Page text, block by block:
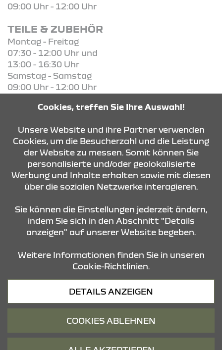
09:00 Uhr - 12:00 Uhr
TEILE & ZUBEHÖR
Montag - Freitag
07:30 - 12:00 Uhr und
13:00 - 16:30 Uhr
Samstag - Samstag
09:00 Uhr - 12:00 Uhr
ÖFFNUNGSZEITEN
Datenschutz
© 2026 Dacia
Cookies, treffen Sie Ihre Auswahl!
Unsere Website und ihre Partner verwenden
Cookies, um die Besucherzahl und die Leistung
der Website zu messen. Somit können Sie
personalisierte und/oder geolokalisierte
Werbung und Inhalte erhalten sowie mit diesen
über die sozialen Netzwerke interagieren.
Sie können die Einstellungen jederzeit ändern,
indem Sie sich in den Abschnitt "Details
anzeigen" auf unserer Website begeben.
Weitere Informationen finden Sie in unseren
Cookie-Richtlinien.
DETAILS ANZEIGEN
COOKIES ABLEHNEN